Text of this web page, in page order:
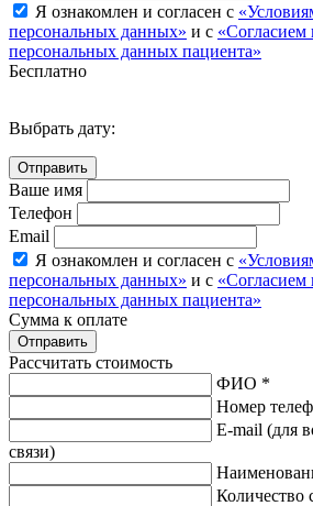
Я ознакомлен и согласен с
персональных данных» и с «Согласием
персональных данных пациента»
Бесплатно
Выбрать дату:
Ваше имя
Телефон
Email
Я ознакомлен и согласен с
персональных данных» и с «Согласием
персональных данных пациента»
Сумма к оплате
Рассчитать стоимость
ФИО *
Номер
E-mail (для
связи)
Количество